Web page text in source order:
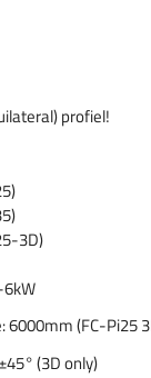
maquettes
luchtafzuiging
profiel!
3D)
6000mm (FC-Pi25
(3D only)